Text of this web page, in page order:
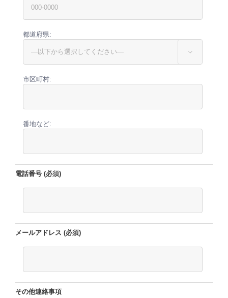
都道府県:

市区町村:
番地など:
電話番号 (必須)
メールアドレス (必須)
その他連絡事項